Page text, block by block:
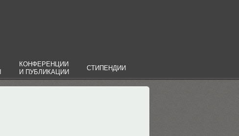
КОНФЕРЕНЦИИ
И ПУБЛИКАЦИИ
СТИПЕНДИИ